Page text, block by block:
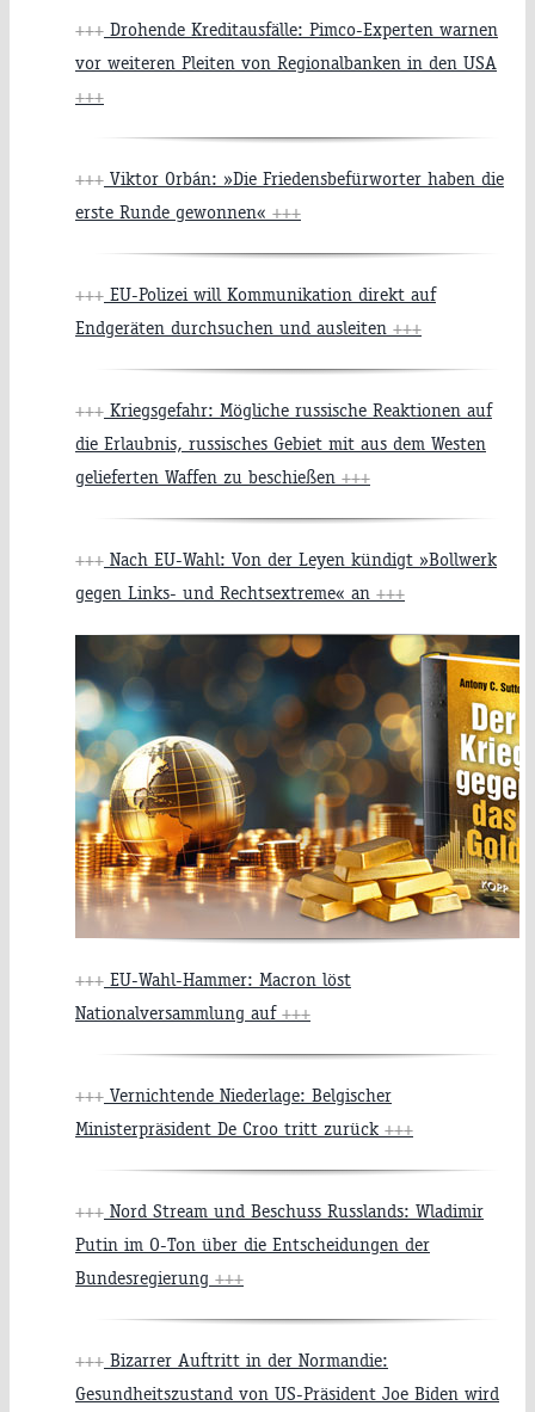
+++ Drohende Kreditausfälle: Pimco-Experten warnen
vor weiteren Pleiten von Regionalbanken in den USA
+++
+++ Viktor Orbán: »Die Friedensbefürworter haben die
erste Runde gewonnen« +++
+++ EU-Polizei will Kommunikation direkt auf
Endgeräten durchsuchen und ausleiten +++
+++ Kriegsgefahr: Mögliche russische Reaktionen auf
die Erlaubnis, russisches Gebiet mit aus dem Westen
gelieferten Waffen zu beschießen +++
+++ Nach EU-Wahl: Von der Leyen kündigt »Bollwerk
gegen Links- und Rechtsextreme« an +++
+++ EU-Wahl-Hammer: Macron löst
Nationalversammlung auf +++
+++ Vernichtende Niederlage: Belgischer
Ministerpräsident De Croo tritt zurück +++
+++ Nord Stream und Beschuss Russlands: Wladimir
Putin im O-Ton über die Entscheidungen der
Bundesregierung +++
+++ Bizarrer Auftritt in der Normandie:
Gesundheitszustand von US-Präsident Joe Biden wird